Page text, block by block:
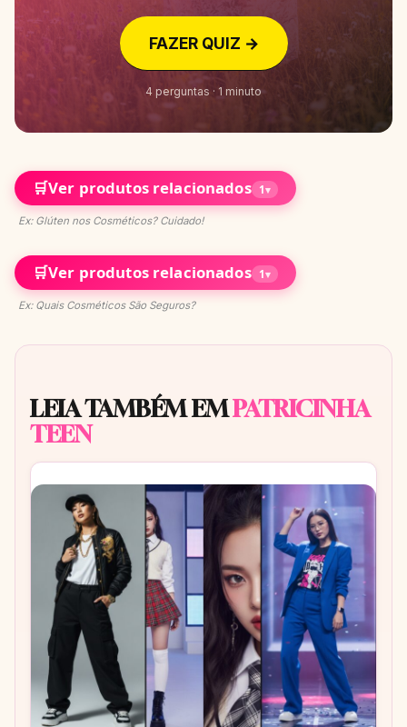
FAZER QUIZ →
4 perguntas · 1 minuto
🛒Ver produtos relacionados 1▾
Ex: Glúten nos Cosméticos? Cuidado!
🛒Ver produtos relacionados 1▾
Ex: Quais Cosméticos São Seguros?
LEIA TAMBÉM EMPATRICINHA
TEEN